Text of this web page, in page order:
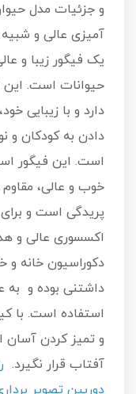
و جزئیات مدل
آمیزی عالی و
یک فیگور زیبا و
حیوانات است. این
دارد و با زیبایی
دادن به کودکان و
است. این فیگور
خوب و عالی،
پریدگی است و
اکسسوری عالی و
دکوراسیون خانه و
داشتنی بوده و به
استفاده است. با
و تمیز کردن
آفتاب قرار نگیرد.
دوربین تصویر